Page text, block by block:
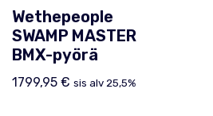
Wethepeople
SWAMP MASTER
BMX-pyörä
1799,95 € sis alv 25,5%